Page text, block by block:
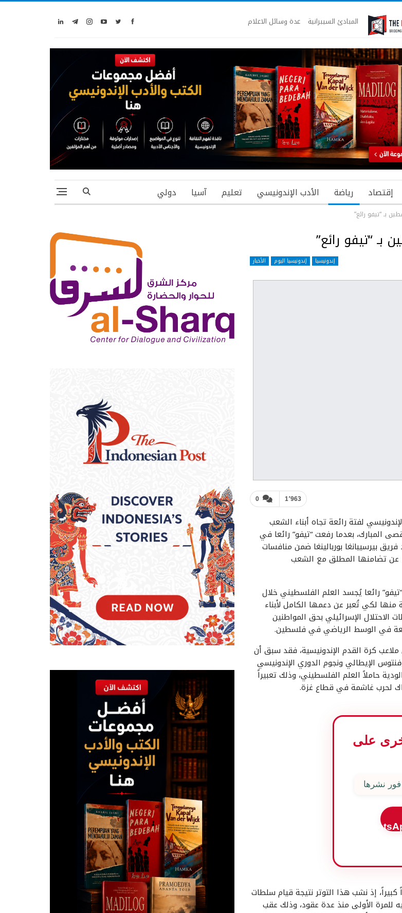
المبادئ السيبرانية عدة وسائل الاعلام
إقتصاد رياضة الأدب الإندونيسي تعليم آسيا دولي
بـ “تيفو رائع”
“تيفو رائع”
إندونيسيا إندونيسيا اليوم الأخبار
0 1٬963
لفتة رائعة تجاه أبناء الشعب
المبارك، بعدما رفعت “تيفو” رائعا في
بيرسيبانغا بوربالينغا ضمن منافسات
عن تضامنها المطلق مع الشعب
رائعا يُجسد العلم الفلسطيني خلال
منها لكي تُعبر عن دعمها الكامل لأبناء
الإسرائيلي بحق المواطنين
في الوسط الرياضي في فلسطين.
كرة القدم الإندونيسية، فقد سبق أن
الإيطالي ونجوم الدوري الإندونيسي
حاملاً العلم الفلسطيني، وذلك تعبيراً
لحرب غاشمة في قطاع غزة.
على
نشرها
إذ نشب هذا التوتر نتيجة قيام سلطات
للمرة الأولى منذ عدة عقود، وذلك عقب